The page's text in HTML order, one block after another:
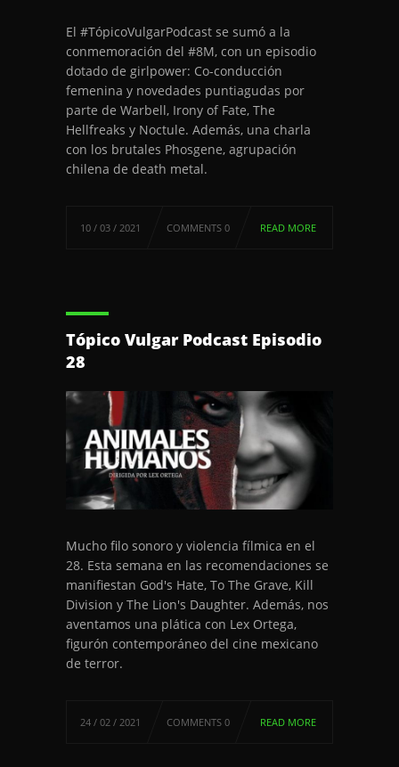
El #TópicoVulgarPodcast se sumó a la
conmemoración del #8M, con un episodio
dotado de girlpower: Co-conducción
femenina y novedades puntiagudas por
parte de Warbell, Irony of Fate, The
Hellfreaks y Noctule. Además, una charla
con los brutales Phosgene, agrupación
chilena de death metal.
10 / 03 / 2021 COMMENTS 0 READ MORE
Tópico Vulgar Podcast Episodio
28
Mucho filo sonoro y violencia fílmica en el
28. Esta semana en las recomendaciones se
manifiestan God's Hate, To The Grave, Kill
Division y The Lion's Daughter. Además, nos
aventamos una plática con Lex Ortega,
figurón contemporáneo del cine mexicano
de terror.
24 / 02 / 2021 COMMENTS 0 READ MORE